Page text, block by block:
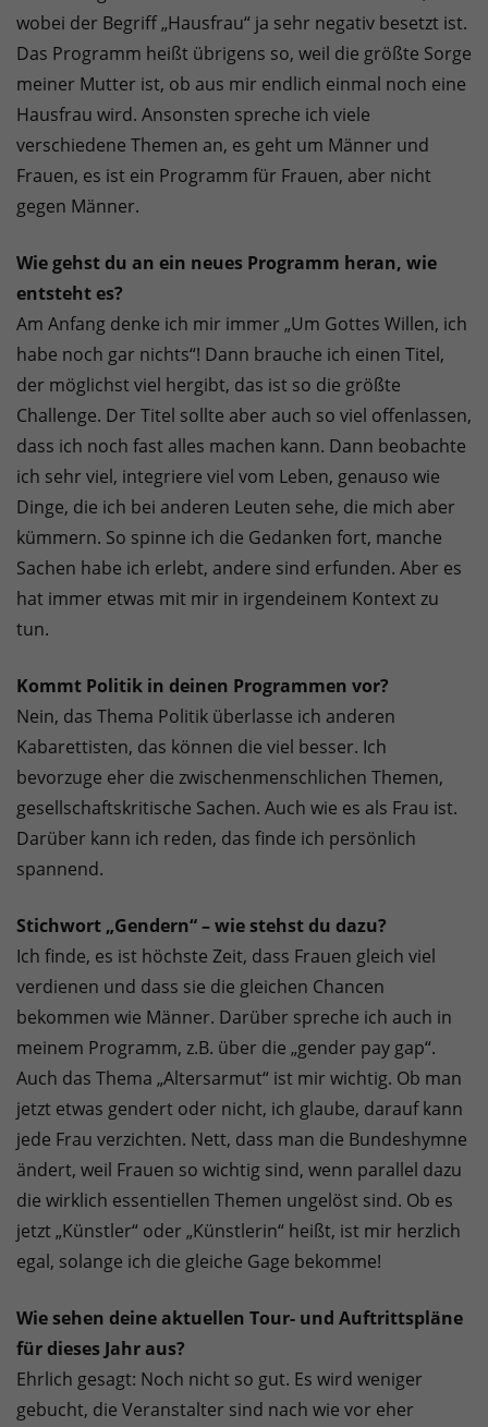
wobei der Begriff „Hausfrau“ ja sehr negativ besetzt ist.
Das Programm heißt übrigens so, weil die größte Sorge
meiner Mutter ist, ob aus mir endlich einmal noch eine
Hausfrau wird. Ansonsten spreche ich viele
verschiedene Themen an, es geht um Männer und
Frauen, es ist ein Programm für Frauen, aber nicht
gegen Männer.
Wie gehst du an ein neues Programm heran, wie
entsteht es?
Am Anfang denke ich mir immer „Um Gottes Willen, ich
habe noch gar nichts“! Dann brauche ich einen Titel,
der möglichst viel hergibt, das ist so die größte
Challenge. Der Titel sollte aber auch so viel offenlassen,
dass ich noch fast alles machen kann. Dann beobachte
ich sehr viel, integriere viel vom Leben, genauso wie
Dinge, die ich bei anderen Leuten sehe, die mich aber
kümmern. So spinne ich die Gedanken fort, manche
Sachen habe ich erlebt, andere sind erfunden. Aber es
hat immer etwas mit mir in irgendeinem Kontext zu
tun.
Kommt Politik in deinen Programmen vor?
Nein, das Thema Politik überlasse ich anderen
Kabarettisten, das können die viel besser. Ich
bevorzuge eher die zwischenmenschlichen Themen,
gesellschaftskritische Sachen. Auch wie es als Frau ist.
Darüber kann ich reden, das finde ich persönlich
spannend.
Stichwort „Gendern“ – wie stehst du dazu?
Ich finde, es ist höchste Zeit, dass Frauen gleich viel
verdienen und dass sie die gleichen Chancen
bekommen wie Männer. Darüber spreche ich auch in
meinem Programm, z.B. über die „gender pay gap“.
Auch das Thema „Altersarmut“ ist mir wichtig. Ob man
jetzt etwas gendert oder nicht, ich glaube, darauf kann
jede Frau verzichten. Nett, dass man die Bundeshymne
ändert, weil Frauen so wichtig sind, wenn parallel dazu
die wirklich essentiellen Themen ungelöst sind. Ob es
jetzt „Künstler“ oder „Künstlerin“ heißt, ist mir herzlich
egal, solange ich die gleiche Gage bekomme!
Wie sehen deine aktuellen Tour- und Auftrittspläne
für dieses Jahr aus?
Ehrlich gesagt: Noch nicht so gut. Es wird weniger
gebucht, die Veranstalter sind nach wie vor eher